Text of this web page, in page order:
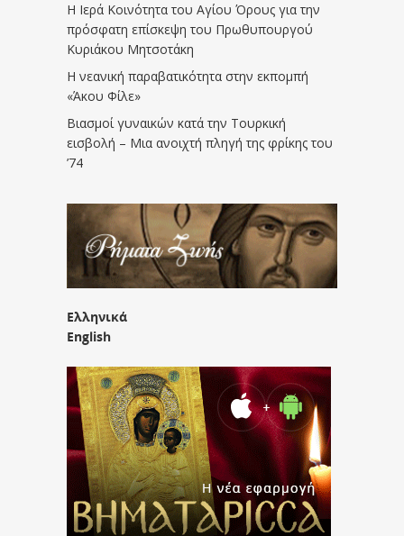
Η Ιερά Κοινότητα του Αγίου Όρους για την
πρόσφατη επίσκεψη του Πρωθυπουργού
Κυριάκου Μητσοτάκη
Η νεανική παραβατικότητα στην εκπομπή
«Άκου Φίλε»
Βιασμοί γυναικών κατά την Τουρκική
εισβολή – Μια ανοιχτή πληγή της φρίκης του
’74
Ελληνικά
English